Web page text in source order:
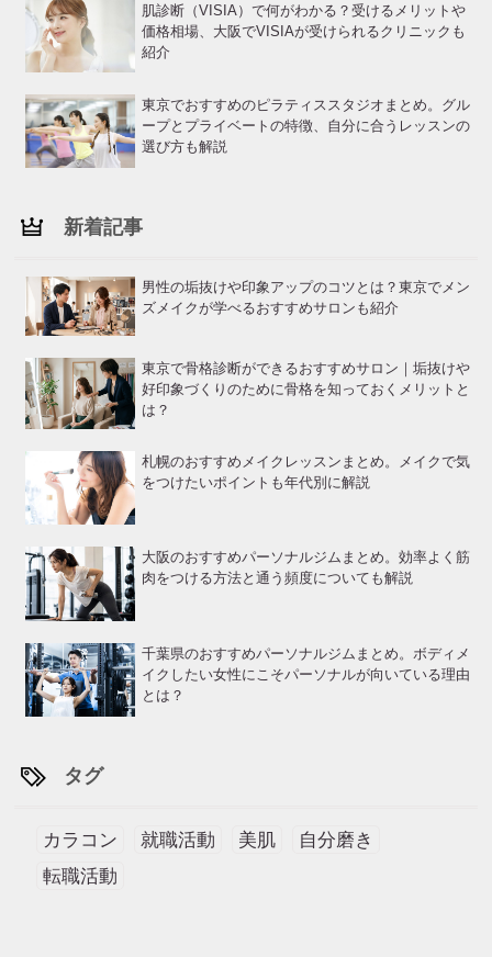
肌診断（VISIA）で何がわかる？受けるメリットや
価格相場、大阪でVISIAが受けられるクリニックも
紹介
東京でおすすめのピラティススタジオまとめ。グル
ープとプライベートの特徴、自分に合うレッスンの
選び方も解説
新着記事
男性の垢抜けや印象アップのコツとは？東京でメン
ズメイクが学べるおすすめサロンも紹介
東京で骨格診断ができるおすすめサロン｜垢抜けや
好印象づくりのために骨格を知っておくメリットと
は？
札幌のおすすめメイクレッスンまとめ。メイクで気
をつけたいポイントも年代別に解説
大阪のおすすめパーソナルジムまとめ。効率よく筋
肉をつける方法と通う頻度についても解説
千葉県のおすすめパーソナルジムまとめ。ボディメ
イクしたい女性にこそパーソナルが向いている理由
とは？
タグ
カラコン 就職活動 美肌
自分磨き
転職活動